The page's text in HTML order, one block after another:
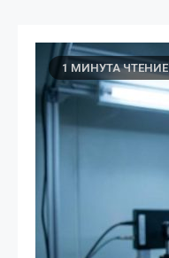
1 МИНУТА ЧТЕНИЕ